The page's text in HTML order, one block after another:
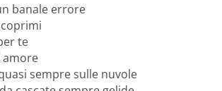
banale errore
te
amore
sempre sulle nuvole